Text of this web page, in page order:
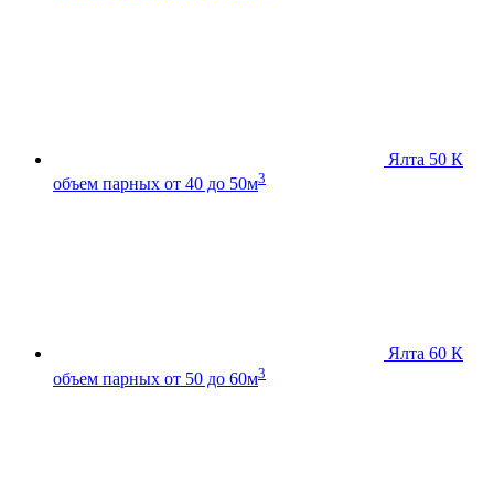
Ялта 50 К
объем парных от 40 до 50м3
Ялта 60 К
объем парных от 50 до 60м3